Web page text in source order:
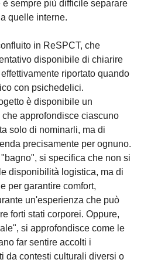
è sempre più difficile separare
quelle interne.
in ReSPCT, che
disponibile di chiarire
riportato quando
con psichedelici.
è disponibile un
che approfondisce ciascuno
solo di nominarli, ma di
precisamente per ognuno.
si specifica che non si
disponibilità logistica, ma di
per garantire comfort,
un'esperienza che può
forti stati corporei. Oppure,
si approfondisce come le
far sentire accolti i
da contesti culturali diversi o